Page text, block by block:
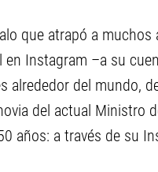
que atrapó a
Instagram –a su
alrededor del mundo,
del actual Ministro
años: a través de su